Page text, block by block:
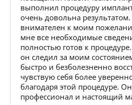
выполнил процедуру
очень довольна
внимателен к моим
мне все необходимые
полностью готов к
он следил за моим
быстро и безболезненно
чувствую себя более
благодаря этой процедуре.
профессионал и настоящий